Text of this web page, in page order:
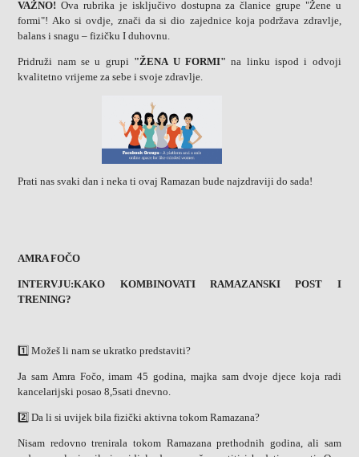
VAŽNO!Ova rubrika je isključivo dostupna za članice grupe "Žene u
formi"! Ako si ovdje, znači da si dio zajednice koja podržava zdravlje,
balans i snagu – fizičku I duhovnu.
Pridruži nam se u grupi "ŽENA U FORMI" na linku ispod i odvoji
kvalitetno vrijeme za sebe i svoje zdravlje.
Prati nas svaki dan i neka ti ovaj Ramazan bude najzdraviji do sada!
AMRA FOČO
INTERVJU:KAKO KOMBINOVATI RAMAZANSKI POST I
TRENING?
1️⃣ Možeš li nam se ukratko predstaviti?
Ja sam Amra Fočo, imam 45 godina, majka sam dvoje djece koja radi
kancelarijski posao 8,5sati dnevno.
2️⃣ Da li si uvijek bila fizički aktivna tokom Ramazana?
Nisam redovno trenirala tokom Ramazana prethodnih godina, ali sam